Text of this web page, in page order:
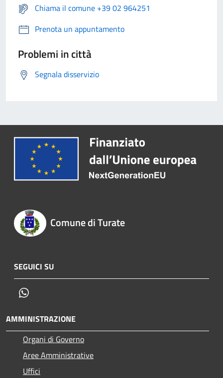
Chiama il comune +39 02 964251
Prenota un appuntamento
Problemi in città
Segnala disservizio
Comune di Turate
SEGUICI SU
AMMINISTRAZIONE
Organi di Governo
Aree Amministrative
Uffici